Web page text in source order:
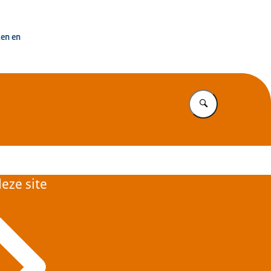
en
Vul in wat u
site